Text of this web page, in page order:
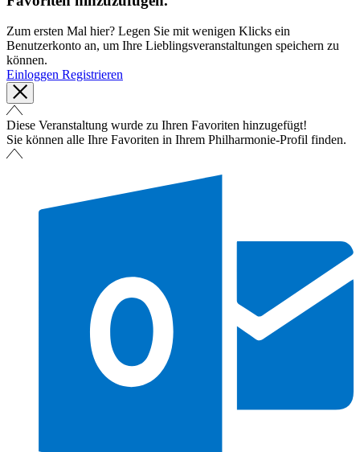
Zum ersten Mal hier? Legen Sie mit wenigen Klicks ein
Benutzerkonto an, um Ihre Lieblingsveranstaltungen speichern zu
können.
Einloggen Registrieren
Diese Veranstaltung wurde zu Ihren Favoriten hinzugefügt!
Sie können alle Ihre Favoriten in Ihrem Philharmonie-Profil finden.